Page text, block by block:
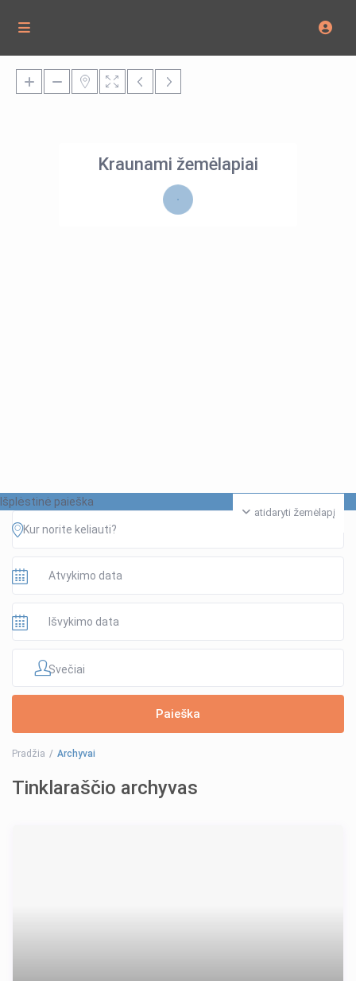
Kraunami žemėlapiai
atidaryti žemėlapį
Išplėstinė paieška
Svečiai
Pradžia Archyvai
Tinklaraščio archyvas